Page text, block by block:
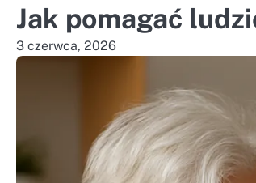
Jak pomagać
3 czerwca, 2026